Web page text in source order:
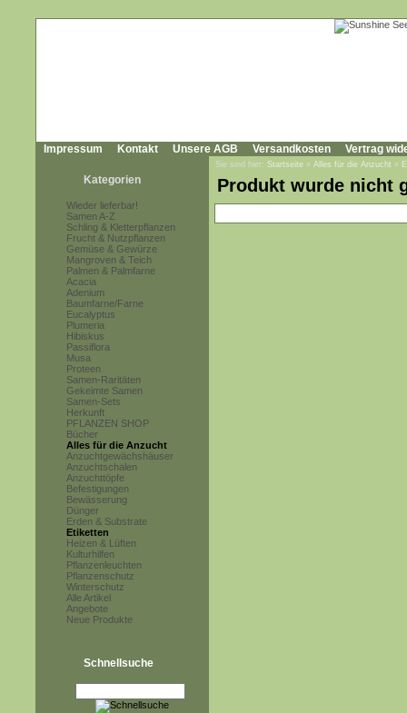
Impressum Kontakt Unsere AGB Versandkosten Vertrag
Kategorien
Wieder lieferbar!
Samen A-Z
Schling & Kletterpflanzen
Frucht & Nutzpflanzen
Gemüse & Gewürze
Mangroven & Teich
Palmen & Palmfarne
Acacia
Adenium
Baumfarne/Farne
Eucalyptus
Plumeria
Hibiskus
Passiflora
Musa
Proteen
Samen-Raritäten
Gekeimte Samen
Samen-Sets
Herkunft
PFLANZEN SHOP
Bücher
Alles für die Anzucht
Anzuchtgewächshäuser
Anzuchtschalen
Anzuchttöpfe
Befestigungen
Bewässerung
Dünger
Erden & Substrate
Etiketten
Heizen & Lüften
Kulturhilfen
Pflanzenleuchten
Pflanzenschutz
Winterschutz
Alle Artikel
Angebote
Neue Produkte
Schnellsuche
Sie sind hier: Startseite » Alles für die Anzucht »
Produkt wurde nicht